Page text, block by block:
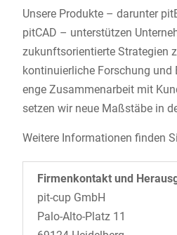
Unsere Produkte – darunter
pitCAD – unterstützen
zukunftsorientierte Strategien
kontinuierliche Forschung und
enge Zusammenarbeit mit
setzen wir neue Maßstäbe in
Weitere Informationen finden
Firmenkontakt und
pit-cup GmbH
Palo-Alto-Platz 11